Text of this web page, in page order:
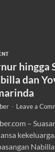
hingga
dan
- Leave a
–